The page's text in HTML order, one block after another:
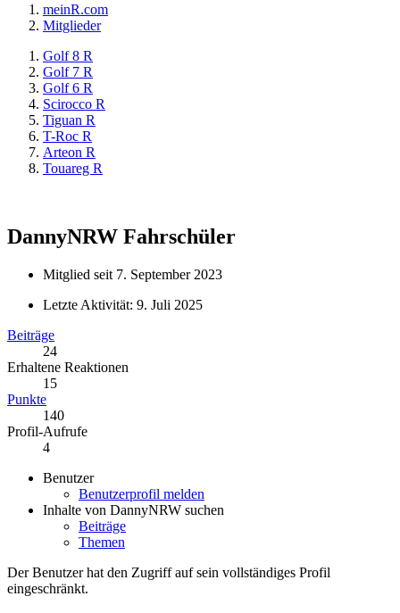
meinR.com
Mitglieder
Golf 8 R
Golf 7 R
Golf 6 R
Scirocco R
Tiguan R
T-Roc R
Arteon R
Touareg R
DannyNRW Fahrschüler
Mitglied seit 7. September 2023
Letzte Aktivität: 9. Juli 2025
Beiträge
24
Erhaltene Reaktionen
15
Punkte
140
Profil-Aufrufe
4
Benutzer
Benutzerprofil melden
Inhalte von DannyNRW suchen
Beiträge
Themen
Der Benutzer hat den Zugriff auf sein vollständiges Profil
eingeschränkt.